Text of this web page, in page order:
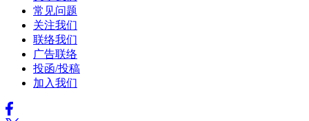
常见问题
关注我们
联络我们
广告联络
投函/投稿
加入我们